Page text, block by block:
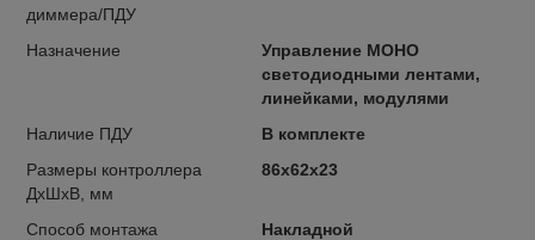
диммера/ПДУ
Назначение
Управление МОНО
светодиодными лентами,
линейками, модулями
Наличие ПДУ
В комплекте
Размеры контроллера
ДхШхВ, мм
86x62x23
Способ монтажа
Накладной